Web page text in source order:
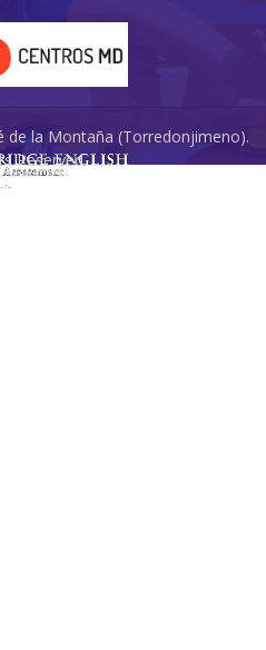
de la Montaña (Torredonjimeno).
Reserved.